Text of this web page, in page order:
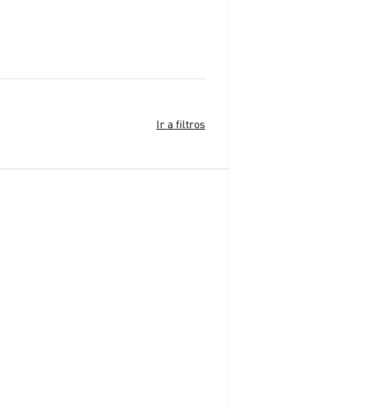
Ir a filtros